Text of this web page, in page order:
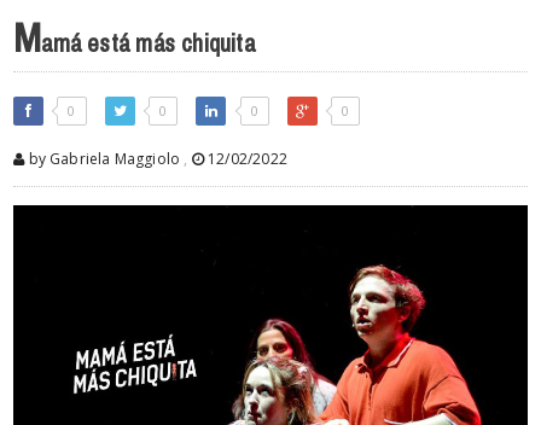
Mamá está más chiquita
0 0 0 0
by Gabriela Maggiolo , 12/02/2022